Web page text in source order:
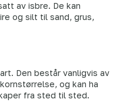
av isbre. De kan
og silt til sand, grus,
Den består vanligvis av
og kan ha
fra sted til sted.